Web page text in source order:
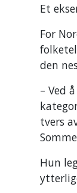
Et
For
den
– Ved
tvers
Hun